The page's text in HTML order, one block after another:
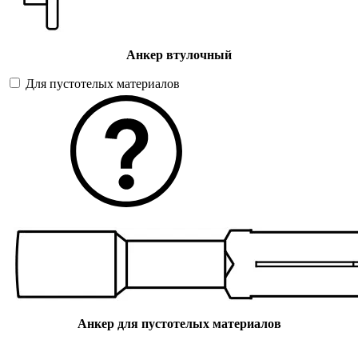
Анкер втулочный
Для пустотелых материалов
Анкер для пустотелых материалов